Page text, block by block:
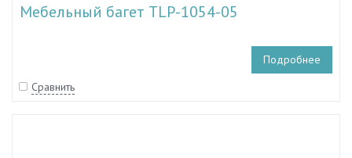
Мебельный багет TLP-1054-05
Подробнее
Сравнить